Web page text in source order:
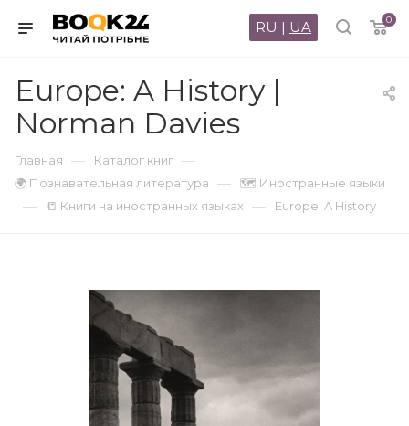
0
RU | UA
Europe: A History |
Norman Davies
Главная — Каталог книг —
🌍 Познавательная литература — 🗺 Иностранные языки
— 📒 Книги на иностранных языках — Europe: A History